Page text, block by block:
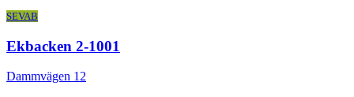
SEVAB
Ekbacken 2-1001
Dammvägen 12